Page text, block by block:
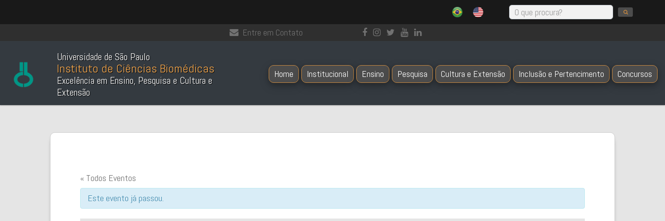
Entre em Contato
Universidade de São Paulo
Instituto de Ciências Biomédicas
Excelência em Ensino, Pesquisa e Cultura e
Extensão
Home Institucional Ensino Pesquisa Cultura e Extensão Inclusão e Pertencimento Concursos
« Todos Eventos
Este evento já passou.